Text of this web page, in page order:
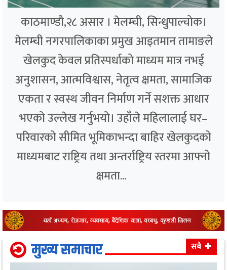
काठमाण्डौ,२८ असार । मेलम्ची, सिन्धुपाल्चोक।
मेलम्ची नगरपालिकाका प्रमुख आइतमान तामाङले
खेलकुद केवल प्रतिस्पर्धाको माध्यम मात्र नभई
अनुशासन, आत्मविश्वास, नेतृत्व क्षमता, सामाजिक
एकता र स्वस्थ जीवन निर्माण गर्ने सशक्त आधार
भएको उल्लेख गर्नुभयो। उहाँले महिलालाई घर–
परिवारको सीमित भूमिकाभन्दा बाहिर खेलकुदको
माध्यमबाट राष्ट्रिय तथा अन्तर्राष्ट्रिय स्तरमा आफ्नो
क्षमता...
मुख्य समाचार सबै